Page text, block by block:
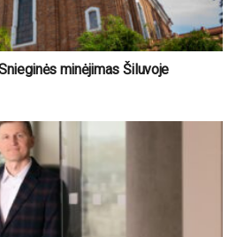
minėjimas Šiluvoje